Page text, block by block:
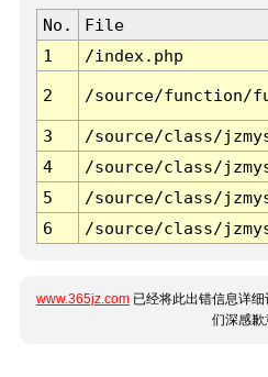
No. File
1
/index.php
2 /source/function/
3 /source/class/
4
/source/class/
5
/source/class/
6
/source/class/
www.365jz.com 已经将此出错信息详
们深感歉